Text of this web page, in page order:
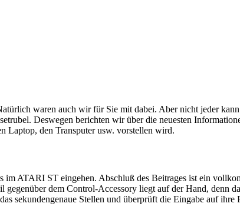
waren auch wir für Sie mit dabei. Aber nicht jeder
Deswegen berichten wir über die neuesten
Laptop, den Transputer usw. vorstellen wird.
ATARI ST eingehen. Abschluß des Beitrages ist ein
dem Control-Accessory liegt auf der Hand, denn
sekundengenaue Stellen und überprüft die Eingabe auf ihre